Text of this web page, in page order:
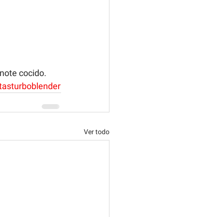
cocido.
Ver todo